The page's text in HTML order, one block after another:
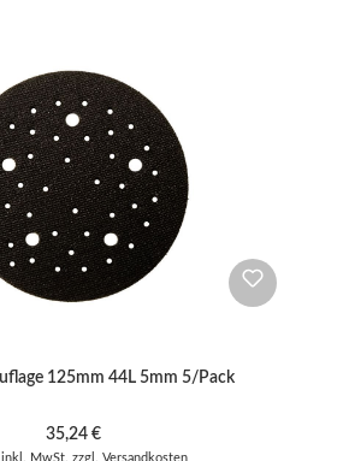
125mm 44L 5mm 5/Pack
Regulärer Preis:
35,24 €
inkl. MwSt. zzgl. Versandkosten